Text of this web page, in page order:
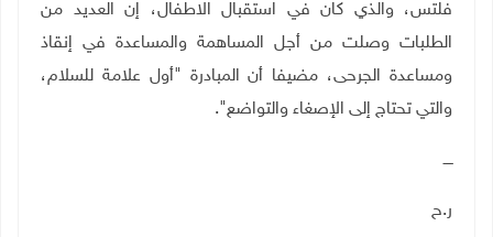
فلتس، والذي كان في استقبال الاطفال، إن العديد من
الطلبات وصلت من أجل المساهمة والمساعدة في إنقاذ
ومساعدة الجرحى، مضيفا أن المبادرة "أول علامة للسلام،
والتي تحتاج إلى الإصغاء والتواضع".
ــــ
ر.ح